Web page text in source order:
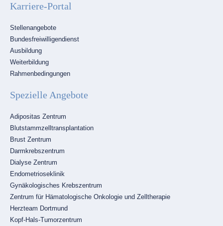
Karriere-Portal
Navigation
überspringen
Stellenangebote
Bundesfreiwilligendienst
Ausbildung
Weiterbildung
Rahmenbedingungen
Spezielle Angebote
Navigation
überspringen
Adipositas Zentrum
Blutstammzelltransplantation
Brust Zentrum
Darmkrebszentrum
Dialyse Zentrum
Endometrioseklinik
Gynäkologisches Krebszentrum
Zentrum für Hämatologische Onkologie und Zelltherapie
Herzteam Dortmund
Kopf-Hals-Tumorzentrum